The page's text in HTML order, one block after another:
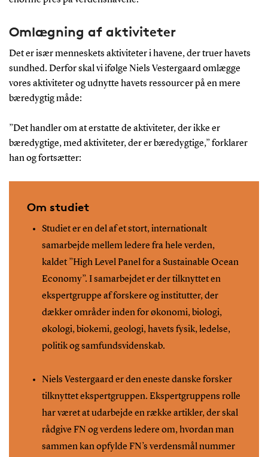
Omlægning af aktiviteter
Det er især menneskets aktiviteter i havene, der truer havets
sundhed. Derfor skal vi ifølge Niels Vestergaard omlægge
vores aktiviteter og udnytte havets ressourcer på en mere
bæredygtig måde:
”Det handler om at erstatte de aktiviteter, der ikke er
bæredygtige, med aktiviteter, der er bæredygtige,” forklarer
han og fortsætter:
Om studiet
Studiet er en del af et stort, internationalt
samarbejde mellem ledere fra hele verden,
kaldet ”High Level Panel for a Sustainable Ocean
Economy”. I samarbejdet er der tilknyttet en
ekspertgruppe af forskere og institutter, der
dækker områder inden for økonomi, biologi,
økologi, biokemi, geologi, havets fysik, ledelse,
politik og samfundsvidenskab.
Niels Vestergaard er den eneste danske forsker
tilknyttet ekspertgruppen. Ekspertgruppens rolle
har været at udarbejde en række artikler, der skal
rådgive FN og verdens ledere om, hvordan man
sammen kan opfylde FN’s verdensmål nummer